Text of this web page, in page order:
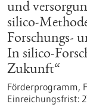
und
silico-
Forschungs-
In silico-
Zukunft“
Förderprogramm,
Einreichungsfrist: